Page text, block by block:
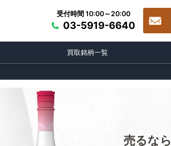
受付時間 10:00～20:00
03-5919-6640
買取銘柄一覧
売るなら